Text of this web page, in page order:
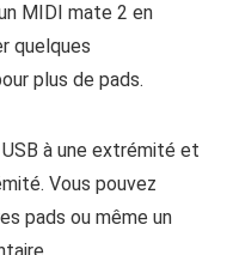
MIDI mate 2 en
quelques
plus de pads.
à une extrémité et
Vous pouvez
pads ou même un